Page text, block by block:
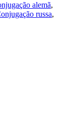
alemã,
russa,